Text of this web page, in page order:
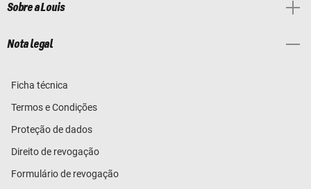
Sobre a Louis
Nota legal
Ficha técnica
Termos e Condições
Proteção de dados
Direito de revogação
Formulário de revogação